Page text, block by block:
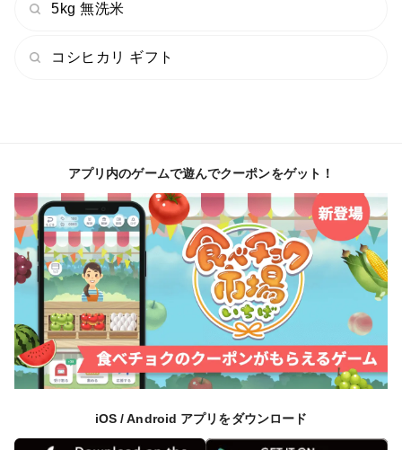
5kg 無洗米
コシヒカリ ギフト
アプリ内のゲームで遊んでクーポンをゲット！
iOS / Android アプリをダウンロード